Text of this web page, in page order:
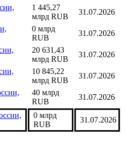
1 445,27
млрд RUB
31.07.2026
0 млрд
RUB
31.07.2026
20 631,43
млрд RUB
31.07.2026
10 845,22
млрд RUB
31.07.2026
40 млрд
RUB
31.07.2026
0 млрд
RUB
31.07.2026